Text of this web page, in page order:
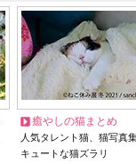
癒やしの猫まとめ
人気タレント猫、猫写真
キュートな猫ズラリ